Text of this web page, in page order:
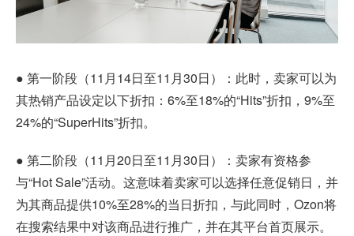
● 第一阶段（11月14日至11月30日）：此时，卖家可以为
其热销产品设定以下折扣：6%至18%的“Hits”折扣，9%至
24%的“SuperHits”折扣。
● 第二阶段（11月20日至11月30日）：卖家有资格参
与“Hot Sale”活动。这意味着卖家可以选择任意促销日，并
为其商品提供10%至28%的当日折扣，与此同时，Ozon将
在搜索结果中对该商品进行推广，并在其平台首页展示。